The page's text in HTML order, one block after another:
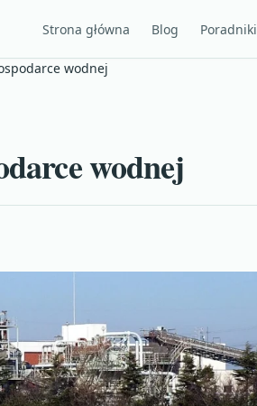
Strona główna Blog Poradniki
wodnej
wodnej